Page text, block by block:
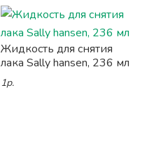
Жидкость для снятия
лака Sally hansen, 236 мл
1р.